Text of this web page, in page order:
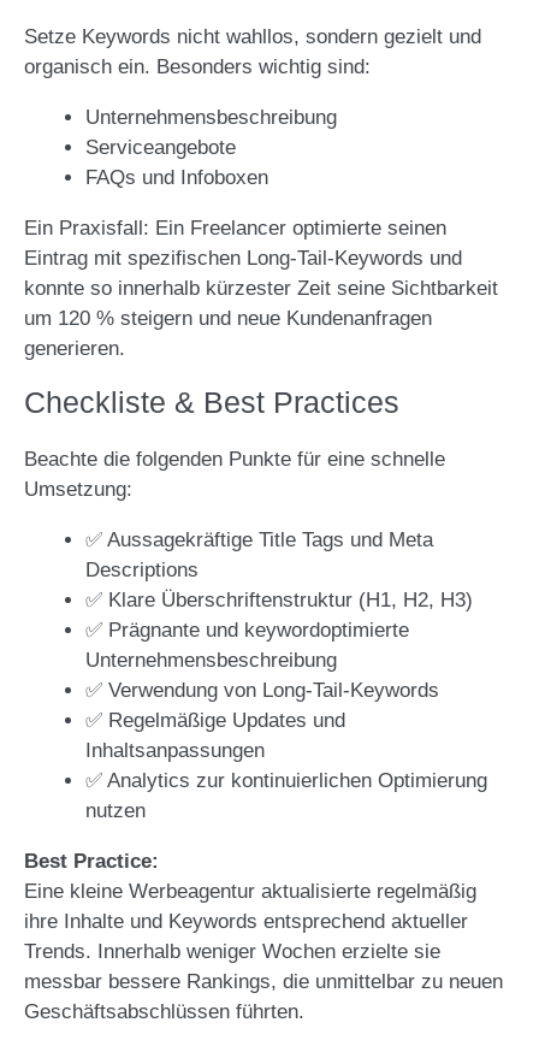
Setze Keywords nicht wahllos, sondern gezielt und
organisch ein. Besonders wichtig sind:
Unternehmensbeschreibung
Serviceangebote
FAQs und Infoboxen
Ein Praxisfall: Ein Freelancer optimierte seinen
Eintrag mit spezifischen Long-Tail-Keywords und
konnte so innerhalb kürzester Zeit seine Sichtbarkeit
um 120 % steigern und neue Kundenanfragen
generieren.
Checkliste & Best Practices
Beachte die folgenden Punkte für eine schnelle
Umsetzung:
✅ Aussagekräftige Title Tags und Meta
Descriptions
✅ Klare Überschriftenstruktur (H1, H2, H3)
✅ Prägnante und keywordoptimierte
Unternehmensbeschreibung
✅ Verwendung von Long-Tail-Keywords
✅ Regelmäßige Updates und
Inhaltsanpassungen
✅ Analytics zur kontinuierlichen Optimierung
nutzen
Best Practice:
Eine kleine Werbeagentur aktualisierte regelmäßig
ihre Inhalte und Keywords entsprechend aktueller
Trends. Innerhalb weniger Wochen erzielte sie
messbar bessere Rankings, die unmittelbar zu neuen
Geschäftsabschlüssen führten.